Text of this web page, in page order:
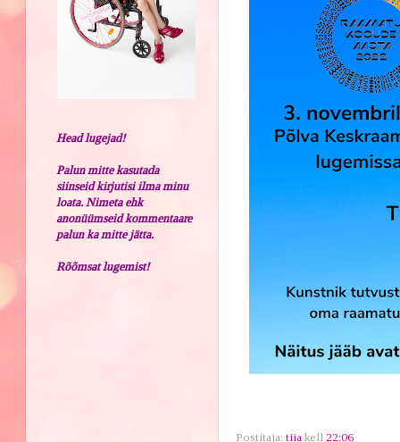
Postitaja:tiia kell 22:06
Head lugejad!
Palun mitte kasutada
siinseid kirjutisi ilma minu
loata. Nimeta ehk
anonüümseid kommentaare
palun ka mitte jätta.
Rõõmsat lugemist!